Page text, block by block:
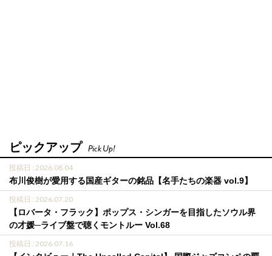
ピックアップ Pick Up!
投稿日 : 2026.08.04
布川俊樹が愛用する国産ギターの銘品【名手たちの楽器 vol.9】
投稿日 : 2026.07.20
【ロバータ・フラック】ポップス・シンガーを目指したソウル界
の才媛─ライブ盤で聴くモントルー Vol.68
投稿日 : 2026.07.16